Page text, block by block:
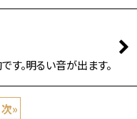
す。明るい音が出ます。
次»